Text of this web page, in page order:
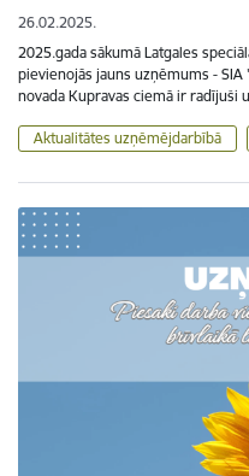
26.02.2025.
2025.gada sākumā Latgales
pievienojās jauns uzņēmums -
novada Kupravas ciemā ir radījuši
Aktualitātes uzņēmējdarbībā